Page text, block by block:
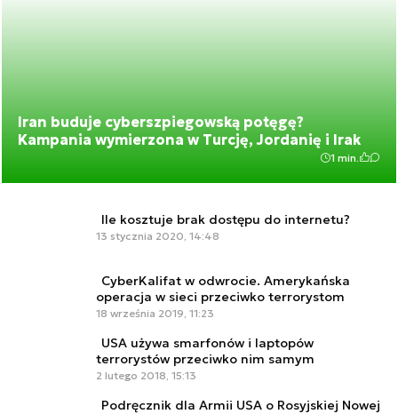
Iran buduje cyberszpiegowską potęgę?
Kampania wymierzona w Turcję, Jordanię i Irak
1 min.
Ile kosztuje brak dostępu do internetu?
13 stycznia 2020, 14:48
CyberKalifat w odwrocie. Amerykańska
operacja w sieci przeciwko terrorystom
18 września 2019, 11:23
USA używa smarfonów i laptopów
terrorystów przeciwko nim samym
2 lutego 2018, 15:13
Podręcznik dla Armii USA o Rosyjskiej Nowej